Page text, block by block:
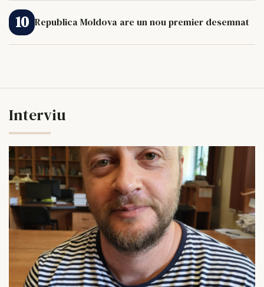
Republica Moldova are un nou premier desemnat
Interviu